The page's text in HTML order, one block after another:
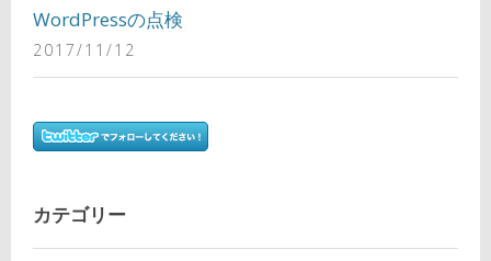
WordPressの点検
2017/11/12
カテゴリー